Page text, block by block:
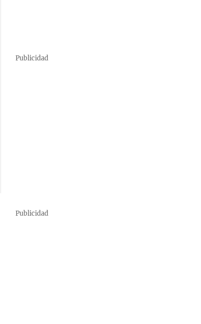
Publicidad
Publicidad